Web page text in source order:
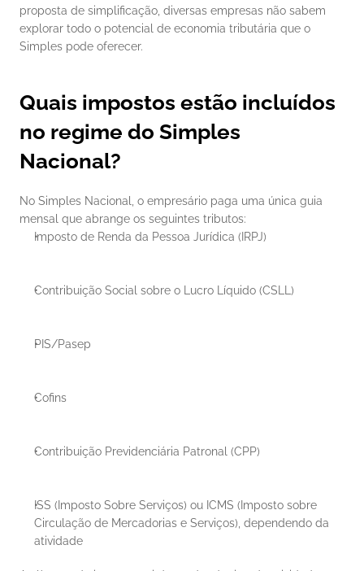
proposta de simplificação, diversas empresas não sabem
explorar todo o potencial de economia tributária que o
Simples pode oferecer.
Quais impostos estão incluídos
no regime do Simples
Nacional?
No Simples Nacional, o empresário paga uma única guia
mensal que abrange os seguintes tributos:
Imposto de Renda da Pessoa Jurídica (IRPJ)
Contribuição Social sobre o Lucro Líquido (CSLL)
PIS/Pasep
Cofins
Contribuição Previdenciária Patronal (CPP)
ISS (Imposto Sobre Serviços) ou ICMS (Imposto sobre
Circulação de Mercadorias e Serviços), dependendo da
atividade